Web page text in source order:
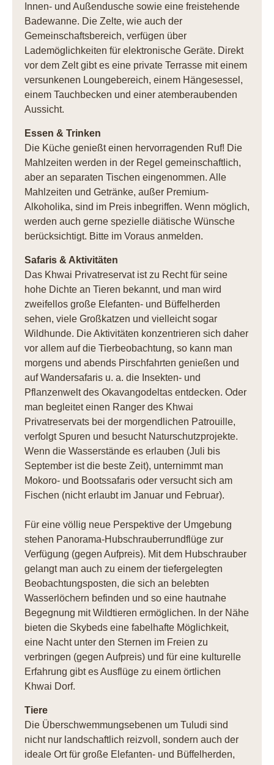
Innen- und Außendusche sowie eine freistehende
Badewanne. Die Zelte, wie auch der
Gemeinschaftsbereich, verfügen über
Lademöglichkeiten für elektronische Geräte. Direkt
vor dem Zelt gibt es eine private Terrasse mit einem
versunkenen Loungebereich, einem Hängesessel,
einem Tauchbecken und einer atemberaubenden
Aussicht.
Essen & Trinken
Die Küche genießt einen hervorragenden Ruf! Die
Mahlzeiten werden in der Regel gemeinschaftlich,
aber an separaten Tischen eingenommen. Alle
Mahlzeiten und Getränke, außer Premium-
Alkoholika, sind im Preis inbegriffen. Wenn möglich,
werden auch gerne spezielle diätische Wünsche
berücksichtigt. Bitte im Voraus anmelden.
Safaris & Aktivitäten
Das Khwai Privatreservat ist zu Recht für seine
hohe Dichte an Tieren bekannt, und man wird
zweifellos große Elefanten- und Büffelherden
sehen, viele Großkatzen und vielleicht sogar
Wildhunde. Die Aktivitäten konzentrieren sich daher
vor allem auf die Tierbeobachtung, so kann man
morgens und abends Pirschfahrten genießen und
auf Wandersafaris u. a. die Insekten- und
Pflanzenwelt des Okavangodeltas entdecken. Oder
man begleitet einen Ranger des Khwai
Privatreservats bei der morgendlichen Patrouille,
verfolgt Spuren und besucht Naturschutzprojekte.
Wenn die Wasserstände es erlauben (Juli bis
September ist die beste Zeit), unternimmt man
Mokoro- und Bootssafaris oder versucht sich am
Fischen (nicht erlaubt im Januar und Februar).
Für eine völlig neue Perspektive der Umgebung
stehen Panorama-Hubschrauberrundflüge zur
Verfügung (gegen Aufpreis). Mit dem Hubschrauber
gelangt man auch zu einem der tiefergelegten
Beobachtungsposten, die sich an belebten
Wasserlöchern befinden und so eine hautnahe
Begegnung mit Wildtieren ermöglichen. In der Nähe
bieten die Skybeds eine fabelhafte Möglichkeit,
eine Nacht unter den Sternen im Freien zu
verbringen (gegen Aufpreis) und für eine kulturelle
Erfahrung gibt es Ausflüge zu einem örtlichen
Khwai Dorf.
Tiere
Die Überschwemmungsebenen um Tuludi sind
nicht nur landschaftlich reizvoll, sondern auch der
ideale Ort für große Elefanten- und Büffelherden,